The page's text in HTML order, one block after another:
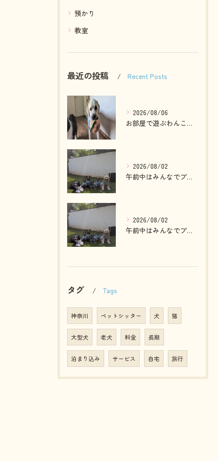
預かり
教室
最近の投稿 Recent Posts
2026/08/06
お部屋で遊ぶわんこさん💓
2026/08/02
午前中はみんなでプール入ったりランで走って遊ぶわんこさん💓
2026/08/02
午前中はみんなでプール入ったりランで走って遊ぶわんこさん💓
タグ Tags
神奈川 ペットシッター 犬 猫
大型犬 老犬 料金 長期
泊まり込み サービス 自宅 旅行